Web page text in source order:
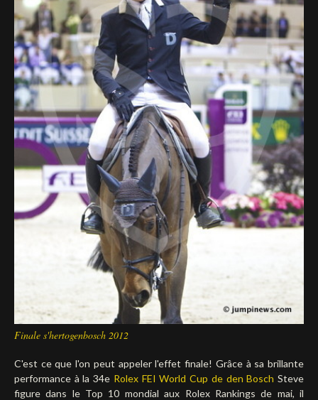
Deutsch
Finale s'hertogenbosch 2012
C'est ce que l'on peut appeler l'effet finale! Grâce à sa brillante
performance à la 34e Rolex FEI World Cup de den BoschSteve
figure dans le Top 10 mondial aux Rolex Rankings de mai, il